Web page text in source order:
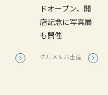
ドオープン、開
店記念に写真展
も開催
グルメ＆お土産